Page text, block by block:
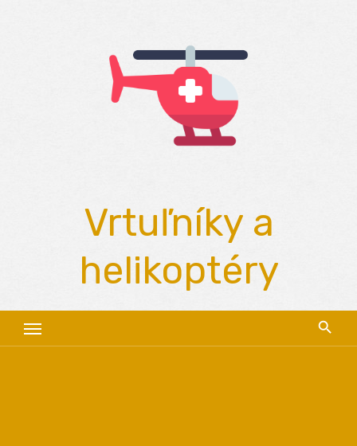
Vrtuľníky a
helikoptéry